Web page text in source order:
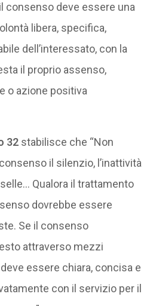
consenso deve essere una
libera, specifica,
dell’interessato, con la
il proprio assenso,
o azione positiva
32stabilisce che “Non
il silenzio, l’inattività
Qualora il trattamento
dovrebbe essere
Se il consenso
attraverso mezzi
essere chiara, concisa e
con il servizio per il